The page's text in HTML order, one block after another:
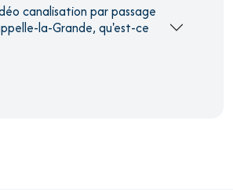
canalisation par passage
la-Grande, qu'est-ce